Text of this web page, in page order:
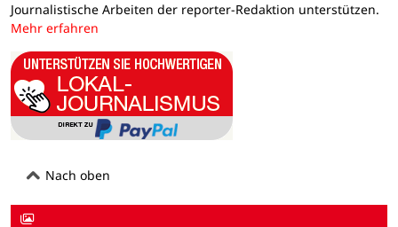
Journalistische Arbeiten der reporter-Redaktion unterstützen.
Mehr erfahren
Nach oben